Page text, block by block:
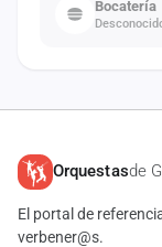
Bocatería
Orquestasde
El portal de
verbener@s.